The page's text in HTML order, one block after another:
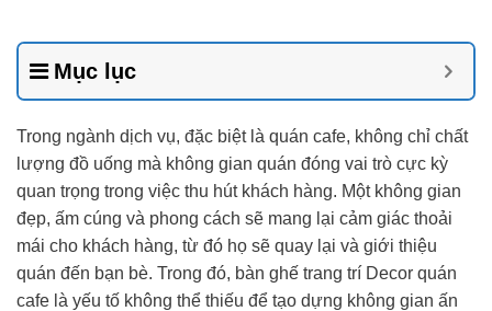
Mục lục
Trong ngành dịch vụ, đặc biệt là quán cafe, không chỉ chất
lượng đồ uống mà không gian quán đóng vai trò cực kỳ
quan trọng trong việc thu hút khách hàng. Một không gian
đẹp, ấm cúng và phong cách sẽ mang lại cảm giác thoải
mái cho khách hàng, từ đó họ sẽ quay lại và giới thiệu
quán đến bạn bè. Trong đó, bàn ghế trang trí Decor quán
cafe là yếu tố không thể thiếu để tạo dựng không gian ấn